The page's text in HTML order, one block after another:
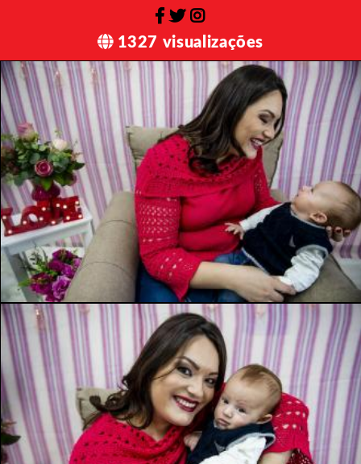
1327 visualizações